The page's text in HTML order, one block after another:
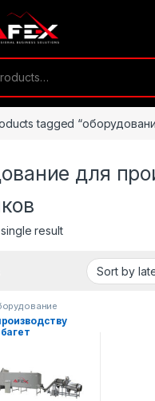
tagged
для
result